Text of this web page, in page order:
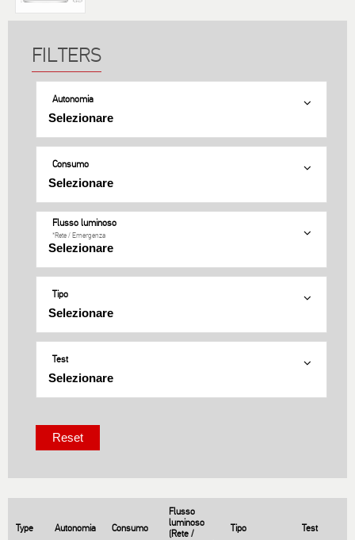
Autonomia
Consumo
Flusso luminoso
*Rete / Εmergenza
Tipo
Test
Type Autonomia Consumo
Flusso
luminoso
(Rete /
Tipo Test